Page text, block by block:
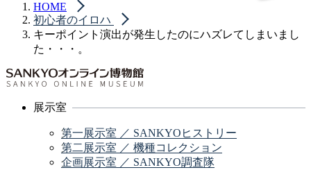
HOME
初心者のイロハ
キーポイント演出が発生したのにハズレてしまいまし
た・・・。
展示室
第一展示室 ／ SANKYOヒストリー
第二展示室 ／ 機種コレクション
企画展示室 ／ SANKYO調査隊